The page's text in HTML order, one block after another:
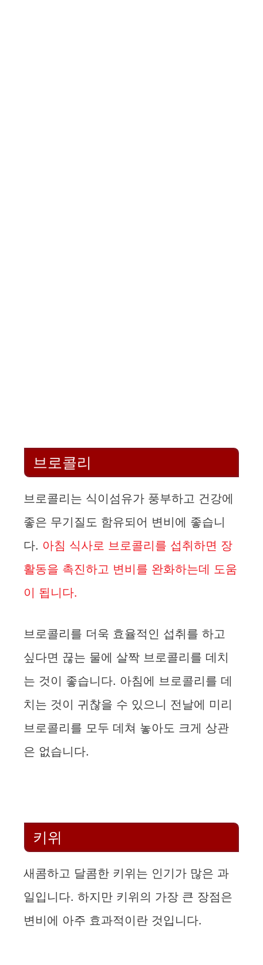
브로콜리
브로콜리는 식이섬유가 풍부하고 건강에
좋은 무기질도 함유되어 변비에 좋습니
다. 아침 식사로 브로콜리를 섭취하면 장
활동을 촉진하고 변비를 완화하는데 도움
이 됩니다.
브로콜리를 더욱 효율적인 섭취를 하고
싶다면 끊는 물에 살짝 브로콜리를 데치
는 것이 좋습니다. 아침에 브로콜리를 데
치는 것이 귀찮을 수 있으니 전날에 미리
브로콜리를 모두 데쳐 놓아도 크게 상관
은 없습니다.
키위
새콤하고 달콤한 키위는 인기가 많은 과
일입니다. 하지만 키위의 가장 큰 장점은
변비에 아주 효과적이란 것입니다.